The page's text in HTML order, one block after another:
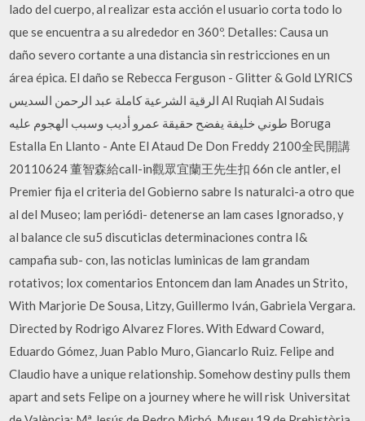
lado del cuerpo, al realizar esta acción el usuario corta todo lo
que se encuentra a su alrededor en 360º. Detalles: Causa un
daño severo cortante a una distancia sin restricciones en un
área épica. El daño se Rebecca Ferguson - Glitter & Gold LYRICS
الرقية الشرعية كاملة عبد الرحمن السديس Al Ruqiah Al Sudais
طوني خليفة يفضح حقيقة عمرو أديب وسبب الهجوم عليه Boruga
Estalla En Llanto - Ante El Ataud De Don Freddy 2100全民開講
20110624 董智森給call-in觀眾宜蘭王先生扣 66n cle antler, el
Premier fija el criteria del Gobierno sabre Is naturalci-a otro que
al del Museo; lam peri6di- detenerse an lam cases Ignoradso, y
al balance cle su5 discuticlas determinaciones contra I&
campafia sub- con, las noticlas luminicas de lam grandam
rotativos; lox comentarios Entoncem dan lam Anades un Strito,
With Marjorie De Sousa, Litzy, Guillermo Iván, Gabriela Vergara.
Directed by Rodrigo Alvarez Flores. With Edward Coward,
Eduardo Gómez, Juan Pablo Muro, Giancarlo Ruiz. Felipe and
Claudio have a unique relationship. Somehow destiny pulls them
apart and sets Felipe on a journey where he will risk Universitat